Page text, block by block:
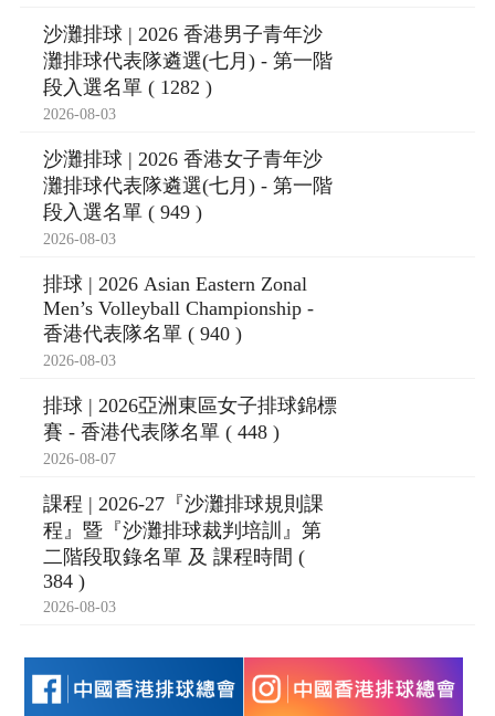
沙灘排球 | 2026 香港男子青年沙
灘排球代表隊遴選(七月) - 第一階
段入選名單 ( 1282 )
2026-08-03
沙灘排球 | 2026 香港女子青年沙
灘排球代表隊遴選(七月) - 第一階
段入選名單 ( 949 )
2026-08-03
排球 | 2026 Asian Eastern Zonal
Men’s Volleyball Championship -
香港代表隊名單 ( 940 )
2026-08-03
排球 | 2026亞洲東區女子排球錦標
賽 - 香港代表隊名單 ( 448 )
2026-08-07
課程 | 2026-27『沙灘排球規則課
程』暨『沙灘排球裁判培訓』第
二階段取錄名單 及 課程時間 (
384 )
2026-08-03